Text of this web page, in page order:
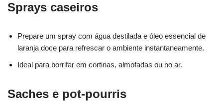
Sprays caseiros
Prepare um spray com água destilada e óleo essencial de
laranja doce para refrescar o ambiente instantaneamente.
Ideal para borrifar em cortinas, almofadas ou no ar.
Saches e pot-pourris